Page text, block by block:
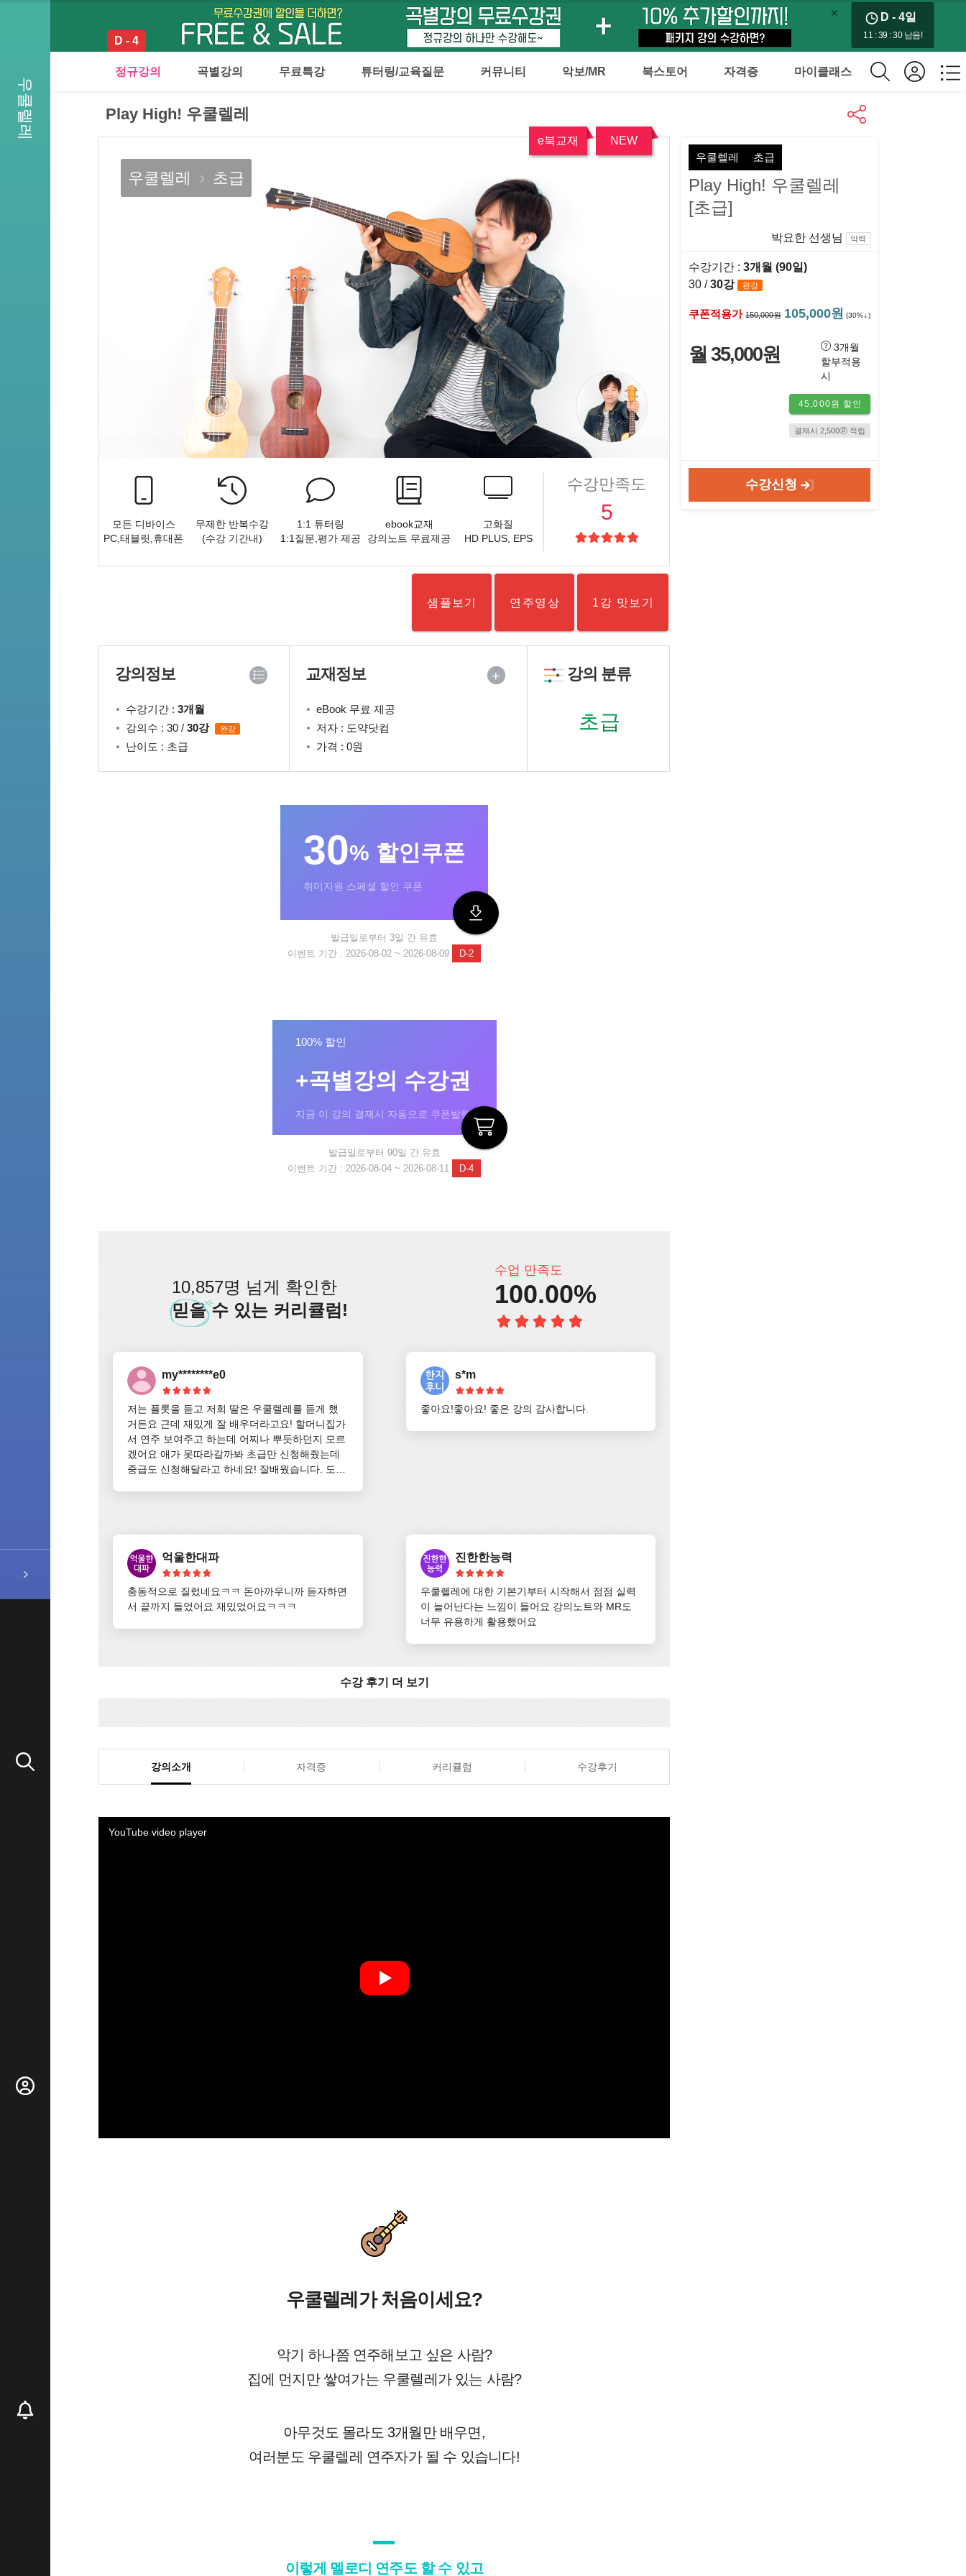
D - 4
D - 4일
11 : 39 : 28 남음!
정규강의 곡별강의 무료특강 튜터링/교육질문 커뮤니티 악보/MR 북스토어 자격증 마이클래스
우쿨렐레 Play High! 우쿨렐레
NEW
e북교재
우쿨렐레 초급
모든 디바이스
PC,태블릿,휴대폰
무제한 반복수강
(수강 기간내)
1:1 튜터링
1:1질문,평가 제공
ebook교재
강의노트 무료제공
고화질
HD PLUS, EPS
수강만족도
5
샘플보기 연주영상 1강 맛보기
강의정보
수강기간 : 3개월
강의수 : 30 / 30강 완강
난이도 : 초급
교재정보 +
eBook 무료 제공
저자 : 도약닷컴
가격 : 0원
강의 분류
초급
30% 할인쿠폰
취미지원 스페셜 할인 쿠폰
발급일로부터 3일 간 유효
이벤트 기간 : 2026-08-02 ~ 2026-08-09
D-2
100% 할인
+곡별강의 수강권
지금 이 강의 결제시 자동으로 쿠폰발행!
발급일로부터 90일 간 유효
이벤트 기간 : 2026-08-04 ~ 2026-08-11
D-4
10,857명 넘게 확인한
믿을수 있는 커리큘럼!
수업 만족도
100.00%
my********e0
저는 플룻을 듣고 저희 딸은 우쿨렐레를 듣게 했
거든요 근데 재밌게 잘 배우더라고요! 할머니집가
서 연주 보여주고 하는데 어찌나 뿌듯하던지 모르
겠어요 애가 못따라갈까봐 초급만 신청해줬는데
중급도 신청해달라고 하네요! 잘배웠습니다. 도약
s*m
좋아요!좋아요! 좋은 강의 감사합니다.
억울한대파
충동적으로 질렀네요ㅋㅋ 돈아까우니까 듣자하면
서 끝까지 들었어요 재밌었어요ㅋㅋㅋ
진한한능력
우쿨렐레에 대한 기본기부터 시작해서 점점 실력
이 늘어난다는 느낌이 들어요 강의노트와 MR도
너무 유용하게 활용했어요
수강 후기 더 보기
강의소개 자격증 커리큘럼 수강후기
YouTube video player
우쿨렐레가 처음이세요?
악기 하나쯤 연주해보고 싶은 사람?
집에 먼지만 쌓여가는 우쿨렐레가 있는 사람?
아무것도 몰라도 3개월만 배우면,
여러분도 우쿨렐레 연주자가 될 수 있습니다!
이렇게 멜로디 연주도 할 수 있고
우쿨렐레 초급
Play High! 우쿨렐레
[초급]
박요한 선생님 약력
수강기간 : 3개월 (90일)
30 /30강 완강
쿠폰적용가 150,000원 105,000원 (30% )
월 35,000원
3개월
할부적용
시
45,000원 할인
결제시 2,500ⓟ 적립
수강신청